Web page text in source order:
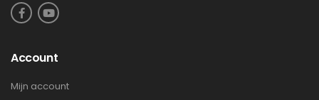
Account
Mijn account